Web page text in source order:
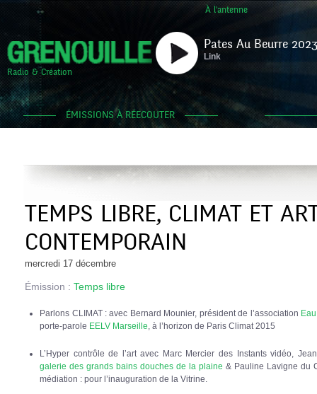
À l'antenne
Radio & Création
Pates Au Beurre
Link
ÉMISSIONS À RÉECOUTER
TEMPS LIBRE, CLIMAT ET
CONTEMPORAIN
mercredi 17 décembre
Émission : Temps libre
Parlons CLIMAT : avec Bernard Mounier, président de l’association
porte-parole EELV Marseille , à l’horizon de Paris Climat 2015
L’Hyper contrôle de l’art avec Marc Mercier des Instants vidéo,
galerie des grands bains douches de la plaine & Pauline Lavigne du
médiation : pour l’inauguration de la Vitrine.